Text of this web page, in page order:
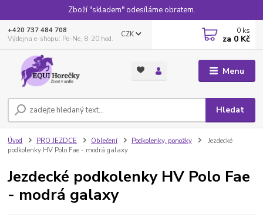
Zboží "skladem" odesíláme obratem.
Menu
CZK
Hledat
+420 737 484 708
Výdejna e-shopu: Po-Ne, 8-20 hod.
0 ks
za 0 Kč
Úvod PRO JEZDCE Oblečení Podkolenky, ponožky
Jezdecké
podkolenky HV Polo Fae - modrá galaxy
Jezdecké podkolenky HV Polo Fae
- modrá galaxy